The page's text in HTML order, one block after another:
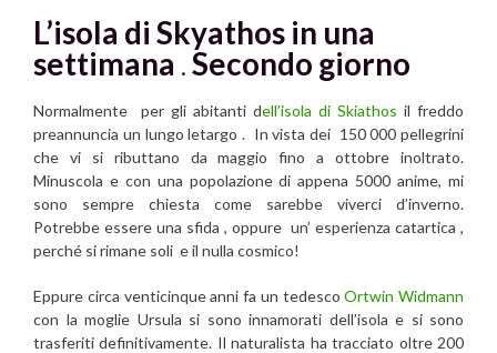
L’isola di Skyathos in una
settimana .Secondo giorno
Normalmente per gli abitanti dell’isola di Skiathos il freddo
preannuncia un lungo letargo . In vista dei 150 000 pellegrini
che vi si ributtano da maggio fino a ottobre inoltrato.
Minuscola e con una popolazione di appena 5000 anime, mi
sono sempre chiesta come sarebbe viverci d’inverno.
Potrebbe essere una sfida , oppure un’ esperienza catartica ,
perché si rimane soli e il nulla cosmico!
Eppure circa venticinque anni fa un tedescoOrtwin Widmann
con la moglie Ursula si sono innamorati dell’isola e si sono
trasferiti definitivamente. Il naturalista ha tracciato oltre 200